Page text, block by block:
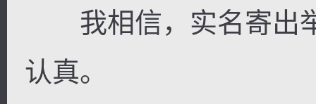
我相信，实名寄出
认真。